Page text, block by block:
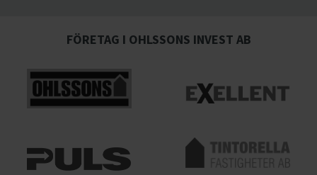
FÖRETAG I OHLSSONS INVEST AB